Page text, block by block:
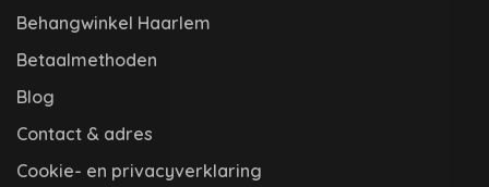
Behangwinkel Haarlem
Betaalmethoden
Blog
Contact & adres
Cookie- en privacyverklaring